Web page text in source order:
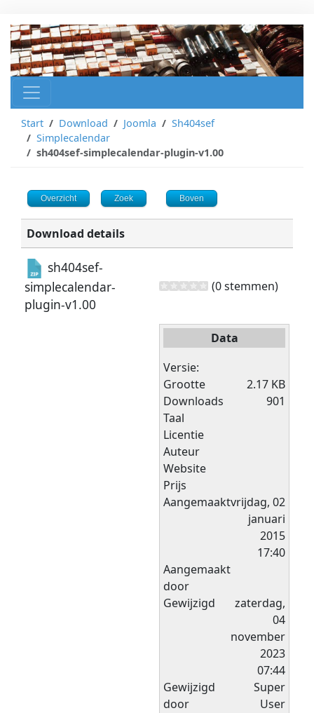
Start Download Joomla
Sh404sef
Simplecalendar
sh404sef-simplecalendar-plugin-v1.00
Overzicht Zoek Boven
Download details
sh404sef-
simplecalendar-
plugin-v1.00
(0 stemmen)
Data
Versie:
Grootte
2.17 KB
Downloads
901
Taal
Licentie
Auteur
Website
Prijs
Aangemaaktvrijdag, 02
januari
2015
17:40
Aangemaakt
door
Gewijzigd
zaterdag,
04
november
2023
07:44
Gewijzigd
door
Super
User